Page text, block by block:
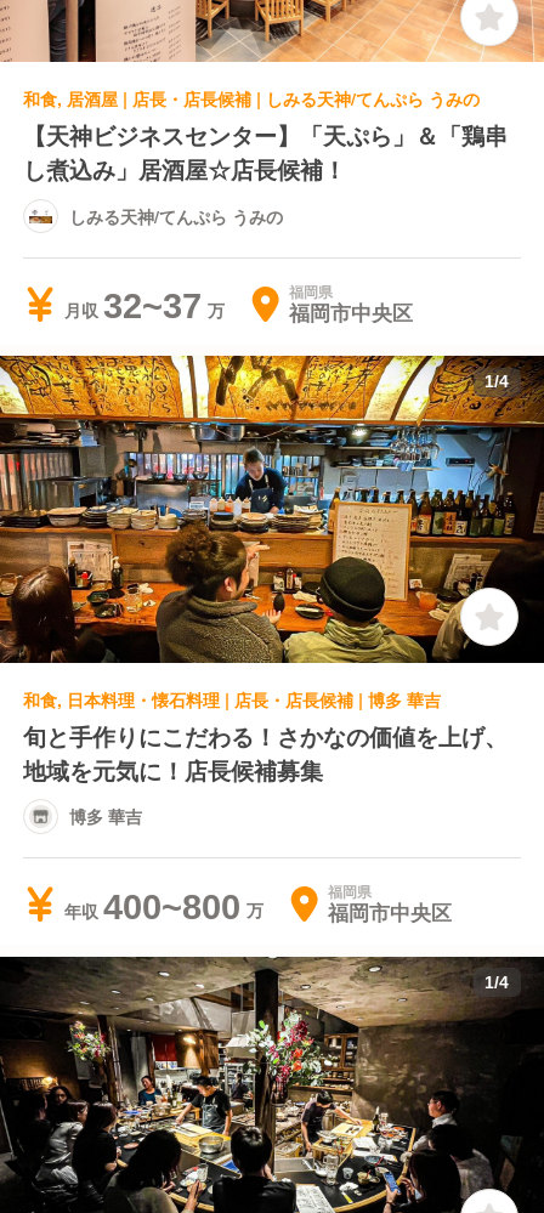
和食, 居酒屋 | 店長・店長候補 | しみる天神/てんぷら うみの
【天神ビジネスセンター】「天ぷら」＆「鶏串
し煮込み」居酒屋☆店長候補！
しみる天神/てんぷら うみの
月収 32~37 福岡県
福岡市中央区
1/4
和食, 日本料理・懐石料理 | 店長・店長候補 | 博多 華吉
旬と手作りにこだわる！さかなの価値を上げ、
地域を元気に！店長候補募集
博多 華吉
年収 400~800 福岡県
福岡市中央区
1/4